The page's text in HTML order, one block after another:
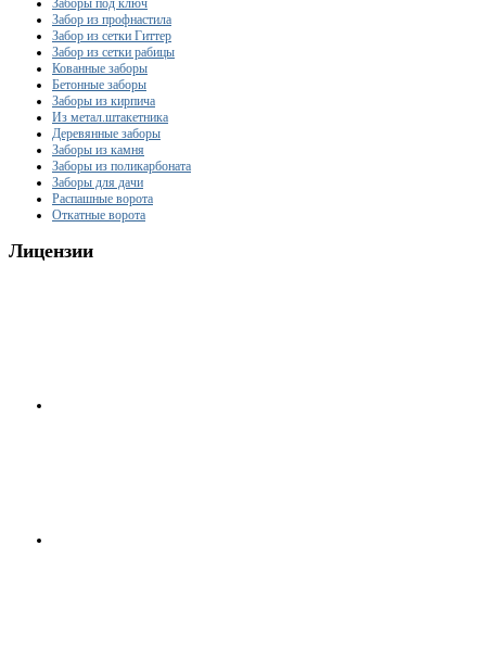
Заборы под ключ
Забор из профнастила
Забор из сетки Гиттер
Забор из сетки рабицы
Кованные заборы
Бетонные заборы
Заборы из кирпича
Из метал.штакетника
Деревянные заборы
Заборы из камня
Заборы из поликарбоната
Заборы для дачи
Распашные ворота
Откатные ворота
Лицензии